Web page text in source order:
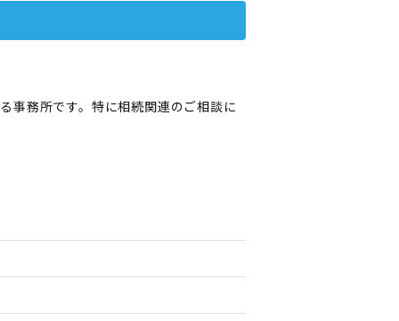
事務所です。特に相続関連のご相談に